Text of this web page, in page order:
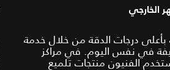
الخارجي
درجات الدقة من خلال خدمة
في نفس اليوم. في مراكز
الفنيون منتجات تلميع